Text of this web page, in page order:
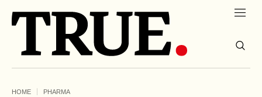
HOME PHARMA